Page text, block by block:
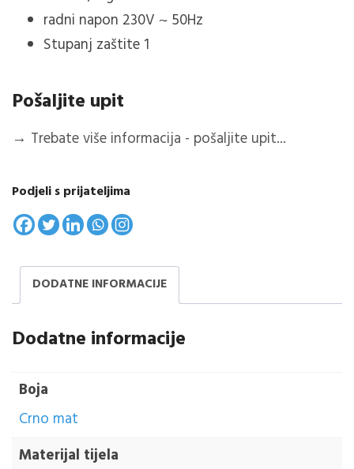
radni napon 230V ~ 50Hz
Stupanj zaštite 1
Pošaljite upit
→ Trebate više informacija - pošaljite upit...
Podjeli s prijateljima
DODATNE INFORMACIJE
Dodatne informacije
Boja
Crno mat
Materijal tijela